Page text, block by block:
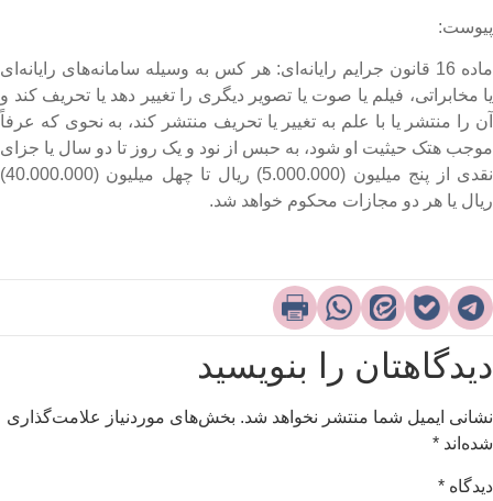
ماده 16 قانون جرایم رایانه‌ای: هر کس به وسیله سامانه‌های رایانه‌ای
مخابراتی، فیلم یا صوت یا تصویر دیگری را تغییر دهد یا تحریف کند و
را منتشر یا با علم به تغییر یا تحریف منتشر کند، به نحوی که عرفاً
هتک حیثیت او شود، به حبس از نود و یک روز تا دو سال یا جزای
نقدی از پنج میلیون (5.000.000) ریال تا چهل میلیون (40.000.000)
یا هر دو مجازات محکوم خواهد شد.
را بنویسید
ایمیل شما منتشر نخواهد شد. بخش‌های موردنیاز علامت‌گذاری
*
*